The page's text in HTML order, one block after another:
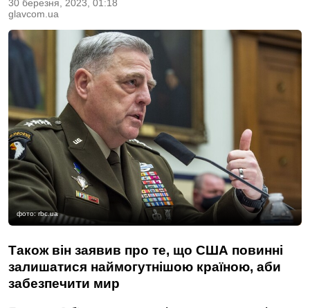
30 березня, 2023, 01:18
glavcom.ua
фото: rbc.ua
Також він заявив про те, що США повинні
залишатися наймогутнішою країною, аби
забезпечити мир